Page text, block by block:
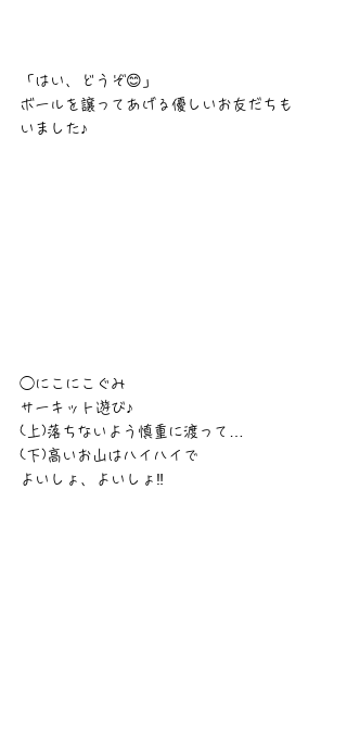
「はい、どうぞ😊」
ボールを譲ってあげる優しいお友だちも
いました♪
◯にこにこぐみ
サーキット遊び♪
(上)落ちないよう慎重に渡って…
(下)高いお山はハイハイで
よいしょ、よいしょ‼︎